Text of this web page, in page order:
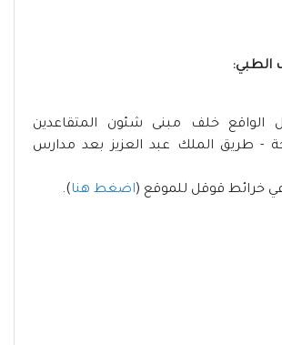
الطبي:
الواقع خلف مبنى شئون المتقاعدين
- طريق الملك عبد العزيز بعد مدارس
خرائط قوقل للموقع (اضغط هنا).